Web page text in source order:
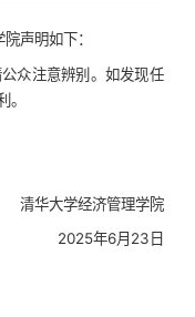
声明如下：
众注意辨别。如发现任
清华大学经济管理学院
2025年6月23日